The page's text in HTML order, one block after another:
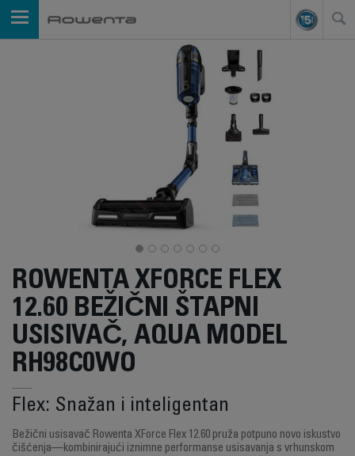
ROWENTA XFORCE FLEX
12.60 BEŽIČNI ŠTAPNI
USISIVAČ, AQUA MODEL
RH98C0WO
Flex: Snažan i inteligentan
Bežični usisavač Rowenta XForce Flex 12.60 pruža potpuno novo iskustvo
čišćenja—kombinirajući iznimne performanse usisavanja s vrhunskom